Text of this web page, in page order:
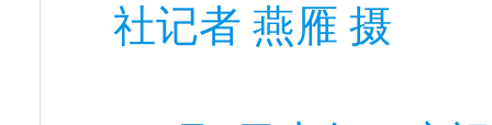
社记者 燕雁 摄